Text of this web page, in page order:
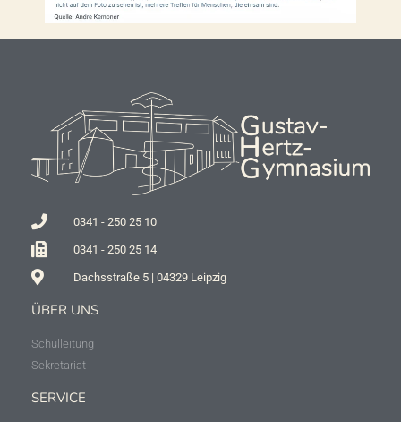
0341 - 250 25 10
0341 - 250 25 14
Dachsstraße 5 | 04329 Leipzig
ÜBER UNS
Schulleitung
Sekretariat
SERVICE